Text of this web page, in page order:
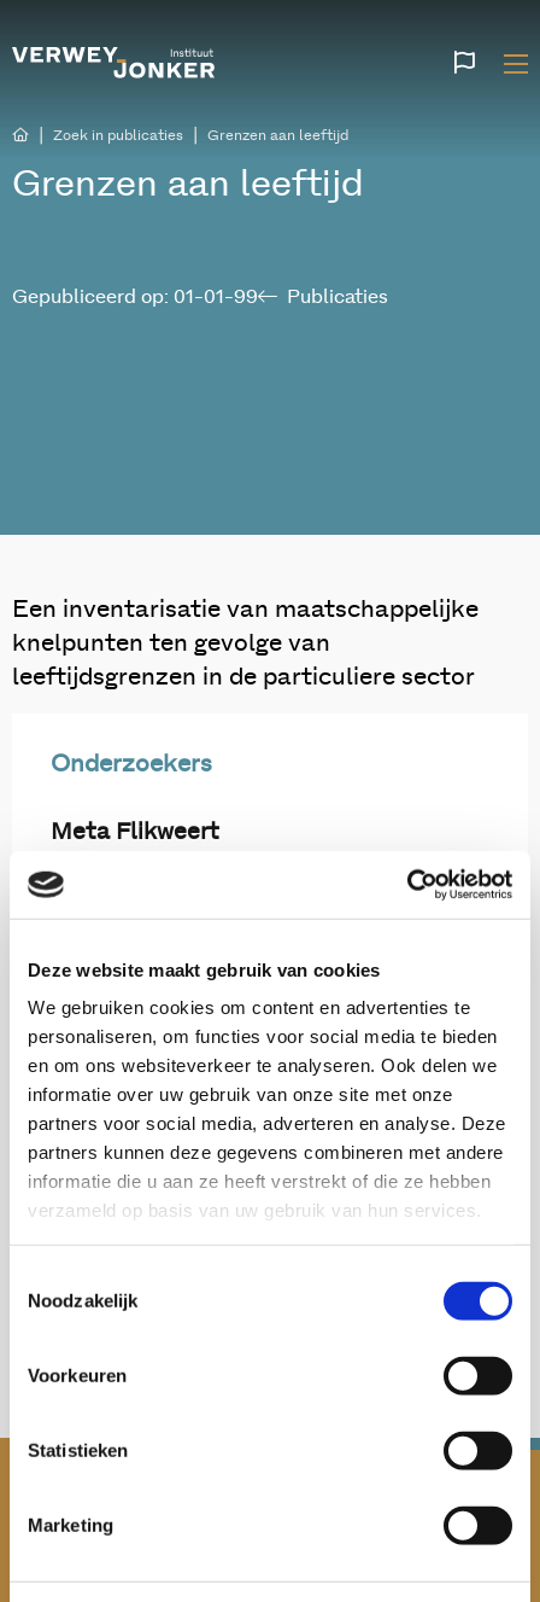
Deze website maakt gebruik van cookies
We gebruiken cookies om content en advertenties te
personaliseren, om functies voor social media te bieden
en om ons websiteverkeer te analyseren. Ook delen we
informatie over uw gebruik van onze site met onze
partners voor social media, adverteren en analyse. Deze
partners kunnen deze gegevens combineren met andere
informatie die u aan ze heeft verstrekt of die ze hebben
verzameld op basis van uw gebruik van hun services.
Noodzakelijk
Voorkeuren
Statistieken
Marketing
Zoek in publicaties Grenzen aan leeftijd
Grenzen aan leeftijd
Publicaties
Gepubliceerd op: 01-01-99
Een inventarisatie van maatschappelijke
knelpunten ten gevolge van
leeftijdsgrenzen in de particuliere sector
Onderzoekers
Meta Flikweert